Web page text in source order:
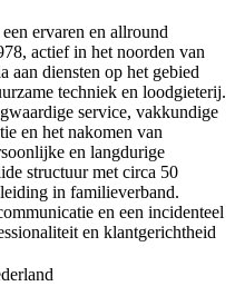
ervaren en allround
actief in het noorden van
aan diensten op het gebied
techniek en loodgieterij.
service, vakkundige
en het nakomen van
en langdurige
structuur met circa 50
in familieverband.
en een incidenteel
en klantgerichtheid